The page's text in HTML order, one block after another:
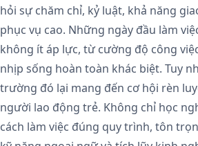
hỏi sự chăm chỉ, kỷ luật, khả năng
phục vụ cao. Những ngày đầu làm
không ít áp lực, từ cường độ công
nhịp sống hoàn toàn khác biệt. Tuy
trường đó lại mang đến cơ hội rèn
người lao động trẻ. Không chỉ học
cách làm việc đúng quy trình, tôn